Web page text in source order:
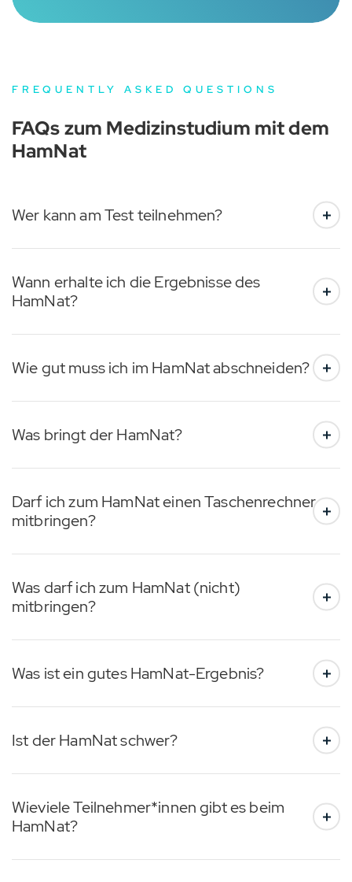
FREQUENTLY ASKED QUESTIONS
FAQs zum Medizinstudium mit dem
HamNat
Wer kann am Test teilnehmen?
Wann erhalte ich die Ergebnisse des
HamNat?
Wie gut muss ich im HamNat abschneiden?
Was bringt der HamNat?
Darf ich zum HamNat einen Taschenrechner
mitbringen?
Was darf ich zum HamNat (nicht)
mitbringen?
Was ist ein gutes HamNat-Ergebnis?
Ist der HamNat schwer?
Wieviele Teilnehmer*innen gibt es beim
HamNat?